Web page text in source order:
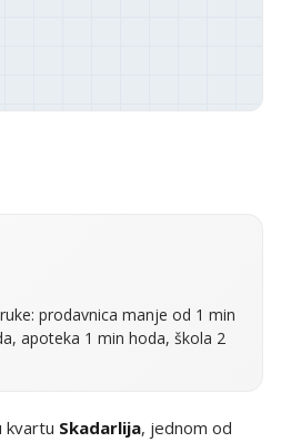
prodavnica manje od 1 min
apoteka 1 min hoda, škola 2
kvartu Skadarlija, jednom od